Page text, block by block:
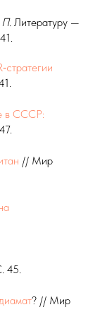
П. Литературу —
в СССР:
// Мир
45.
? // Мир